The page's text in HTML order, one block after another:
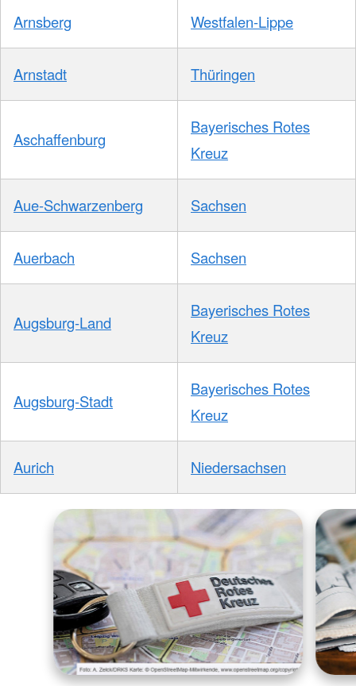
Arnsberg Westfalen-Lippe
Arnstadt Thüringen
Aschaffenburg
Bayerisches Rotes
Kreuz
Aue-Schwarzenberg Sachsen
Auerbach Sachsen
Augsburg-Land
Bayerisches Rotes
Kreuz
Augsburg-Stadt
Bayerisches Rotes
Kreuz
Aurich Niedersachsen